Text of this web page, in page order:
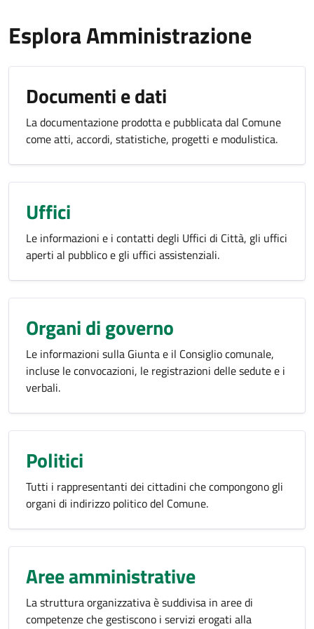
Esplora Amministrazione
Documenti e dati
La documentazione prodotta e pubblicata dal Comune
come atti, accordi, statistiche, progetti e modulistica.
Uffici
Le informazioni e i contatti degli Uffici di Città, gli uffici
aperti al pubblico e gli uffici assistenziali.
Organi di governo
Le informazioni sulla Giunta e il Consiglio comunale,
incluse le convocazioni, le registrazioni delle sedute e i
verbali.
Politici
Tutti i rappresentanti dei cittadini che compongono gli
organi di indirizzo politico del Comune.
Aree amministrative
La struttura organizzativa è suddivisa in aree di
competenze che gestiscono i servizi erogati alla